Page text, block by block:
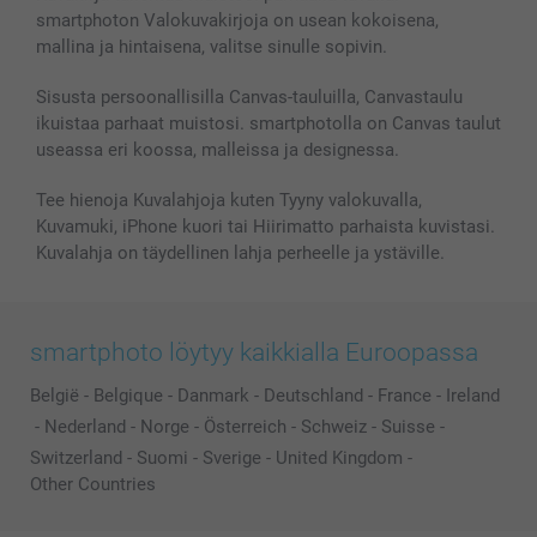
Kaikki kuvatuotteet
smartphoton Valokuvakirjoja on usean kokoisena,
mallina ja hintaisena, valitse sinulle sopivin.
Sisusta persoonallisilla Canvas-tauluilla, Canvastaulu
ikuistaa parhaat muistosi. smartphotolla on Canvas taulut
useassa eri koossa, malleissa ja designessa.
Tee hienoja Kuvalahjoja kuten Tyyny valokuvalla,
Kuvamuki, iPhone kuori tai Hiirimatto parhaista kuvistasi.
Kuvalahja on täydellinen lahja perheelle ja ystäville.
smartphoto löytyy kaikkialla Euroopassa
België - Belgique - Danmark - Deutschland - France - Ireland
- Nederland - Norge - Österreich - Schweiz - Suisse -
Switzerland - Suomi - Sverige - United Kingdom -
Other Countries